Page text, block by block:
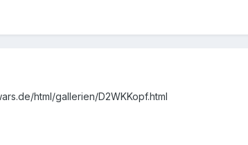
html/gallerien/D2WKKopf.html